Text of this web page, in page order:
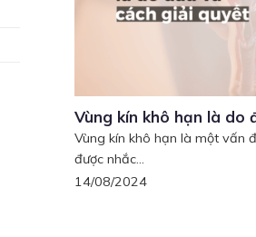
Vùng kín khô hạn là do
Vùng kín khô hạn là một vấn
được nhắc...
14/08/2024